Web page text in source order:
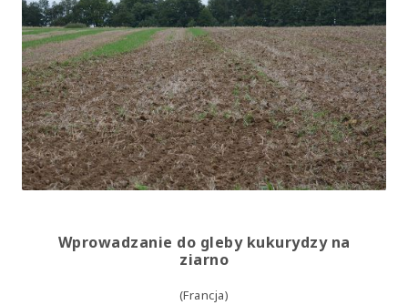
Wprowadzanie do gleby kukurydzy na
ziarno
(Francja)